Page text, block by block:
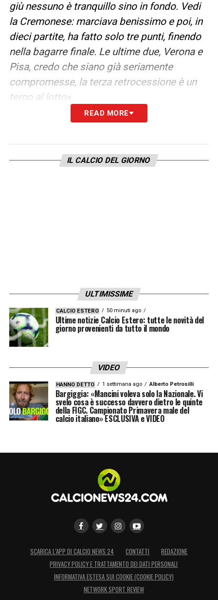
giù nessuno è tranquillo sino in fondo. Vedi
la Cremonese: marciava benissimo e poi, in
dieci partite, ha fatto solo tre punti, finendo
nella bagarre finale. Le ultime due, Verona e
Pisa, credo che siano già seriamente
compromesse, la terza retrocessione è un
terno al lotto».
L’INTERVISTA COMPLETA A VENTURA
LA PLAYLIST DELLE NOSTRE TOP NEWS
READ MORE
IL CALCIO DEL GIORNO
ULTIMISSIME
CALCIO ESTERO 50 minuti ago
Ultime notizie Calcio Estero: tutte le novità del
giorno provenienti da tutto il mondo
VIDEO
HANNO DETTO 1 settimana ago Alberto Petrosilli
Bargiggia: «Mancini voleva solo la Nazionale. Vi
svelo cosa è successo davvero dietro le quinte
della FIGC. Campionato Primavera male del
calcio italiano» ESCLUSIVA e VIDEO
SCARICA L’APP DI CALCIO NEWS 24 CONTATTI
REDAZIONE
PRIVACY POLICY E TRATTAMENTO DEI DATI PERSONALI
INFORMATIVA ESTESA SUI COOKIE (COOKIE POLICY)
NETWORK SPORT REVIEW